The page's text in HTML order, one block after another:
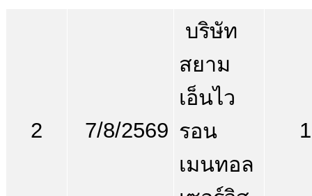
2 7/8/2569
บริษัท
สยาม
เอ็นไว
รอน
เมนทอล
1